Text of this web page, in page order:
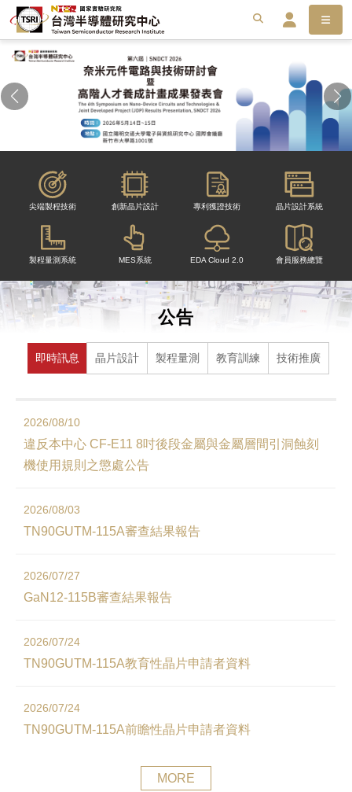
會員服務平台
選單
尖端製程技術 創新晶片設計 專利獲證技術 晶片設計系統
製程量測系統 MES系統 EDA Cloud 2.0 會員服務總覽
公告
即時訊息 晶片設計 製程量測 教育訓練 技術推廣
2026/08/10
違反本中心 CF-E11 8吋後段金屬與金屬層間引洞蝕刻
機使用規則之懲處公告
2026/08/03
TN90GUTM-115A審查結果報告
2026/07/27
GaN12-115B審查結果報告
2026/07/24
TN90GUTM-115A教育性晶片申請者資料
2026/07/24
TN90GUTM-115A前瞻性晶片申請者資料
MORE